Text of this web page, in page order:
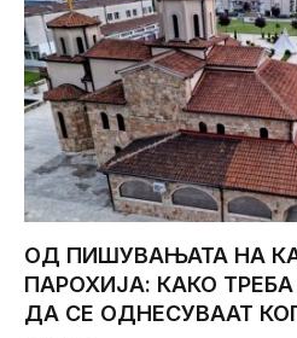
ОД ПИШУВАЊАТА НА
ПАРОХИЈА: КАКО
ДА СЕ ОДНЕСУВААТ